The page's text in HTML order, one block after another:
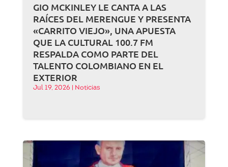
GIO MCKINLEY LE CANTA A LAS
RAÍCES DEL MERENGUE Y PRESENTA
«CARRITO VIEJO», UNA APUESTA
QUE LA CULTURAL 100.7 FM
RESPALDA COMO PARTE DEL
TALENTO COLOMBIANO EN EL
EXTERIOR
Jul 19, 2026 Noticias